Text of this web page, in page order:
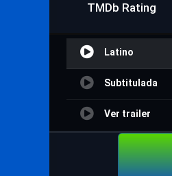
TMDb Rating
Latino
Subtitulada
Ver trailer